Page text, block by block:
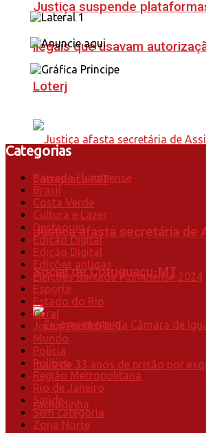
Justiça suspende
ilegais que usavam
Loterj
Justiça afasta secretária de
Social de Cotriguaçu-MT
Categorias
Baixada Fluminense
Brasil
Costa Verde
Cultura e Lazer
Destaques
Edição Digital
Edição Digital
Edições antigas
Eleições Baixada Fluminense 2024
Esporte
Estado do Rio
Geral
Jornal Perfil (PDF)
Mundo
Polícia
Política
Região Metropolitana
Rio de Janeiro
Saúde
Sem categoria
Zona Norte